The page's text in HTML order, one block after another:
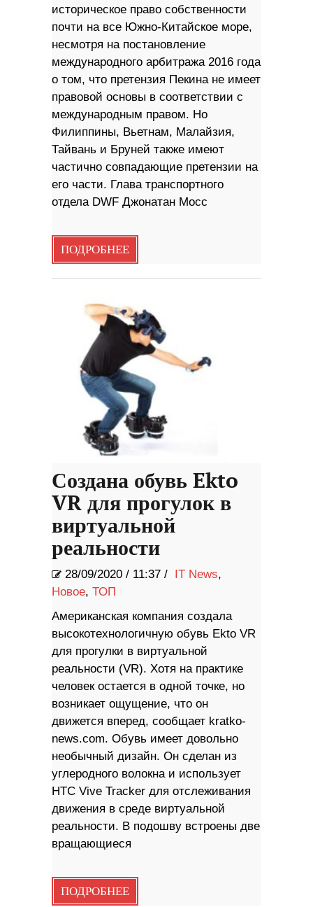
историческое право собственности
почти на все Южно-Китайское море,
несмотря на постановление
международного арбитража 2016 года
о том, что претензия Пекина не имеет
правовой основы в соответствии с
международным правом. Но
Филиппины, Вьетнам, Малайзия,
Тайвань и Бруней также имеют
частично совпадающие претензии на
его части. Глава транспортного
отдела DWF Джонатан Мосс
ПОДРОБНЕЕ
Создана обувь Ekto
VR для прогулок в
виртуальной
реальности
28/09/2020 / 11:37 / IT News,
Новое, ТОП
Американская компания создала
высокотехнологичную обувь Ekto VR
для прогулки в виртуальной
реальности (VR). Хотя на практике
человек остается в одной точке, но
возникает ощущение, что он
движется вперед, сообщает kratko-
news.com. Обувь имеет довольно
необычный дизайн. Он сделан из
углеродного волокна и использует
HTC Vive Tracker для отслеживания
движения в среде виртуальной
реальности. В подошву встроены две
вращающиеся
ПОДРОБНЕЕ